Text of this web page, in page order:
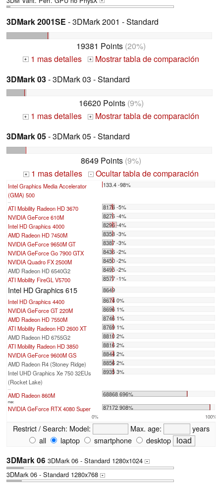
+
3DMark 2001SE - 3DMark 2001 - Standard
19381 Points (20%)
+ 1 mas detalles +
Mostrar tabla de comparación
3DMark 03- 3DMark 03 - Standard
16620 Points(9%)
+ 1 mas detalles +
Mostrar tabla de comparación
3DMark 05- 3DMark 05 - Standard
8649 Points (9%)
+ 1 mas detalles - Ocultar tabla de comparación
Intel Graphics Media Accelerator
(GMA) 500
133.4 -98%
...
ATI Mobility Radeon HD 3670
8176 -5%
NVIDIA GeForce 610M
8276 -4%
Intel HD Graphics 4000
8296 -4%
AMD Radeon HD 7450M
8358 -3%
NVIDIA GeForce 9650M GT
8387 -3%
NVIDIA GeForce Go 7900 GTX
8436 -2%
NVIDIA Quadro FX 2500M
8450 -2%
AMD Radeon HD 6540G2
8495 -2%
ATI Mobility FireGL V5700
8577 -1%
Intel HD Graphics 615
8649
Intel HD Graphics 4400
8674 0%
NVIDIA GeForce GT 220M
8696 1%
AMD Radeon HD 7550M
8746 1%
ATI Mobility Radeon HD 2600 XT
8769 1%
AMD Radeon HD 6755G2
8810 2%
ATI Mobility Radeon HD 3850
8816 2%
NVIDIA GeForce 9600M GS
8844 2%
AMD Radeon R4 (Stoney Ridge)
8856 2%
Intel UHD Graphics Xe 750 32EUs
(Rocket Lake)
8935 3%
...
AMD Radeon 860M 68868 696%
max:
NVIDIA GeForce RTX 4080 Super 87172 908%
0% 100%
Restrict / Search: Model: Max. age:
years
all
laptop smartphone desktop
3DMark 06 3DMark 06 - Standard 1280x1024 +
3DMark 06 - Standard 1280x768 +